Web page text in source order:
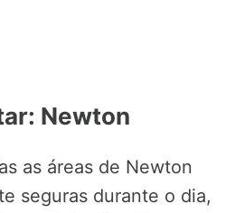
Newton
as áreas de Newton
seguras durante o dia,